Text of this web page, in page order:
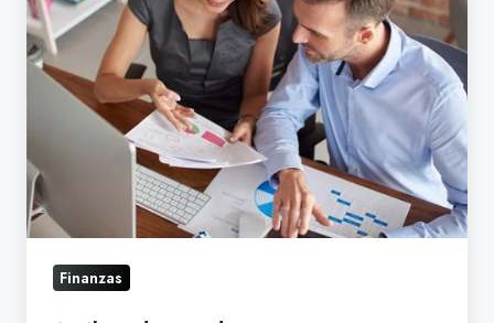
Estados
Financieros:
Importancia
Gestión
Empresarial
Finanzas